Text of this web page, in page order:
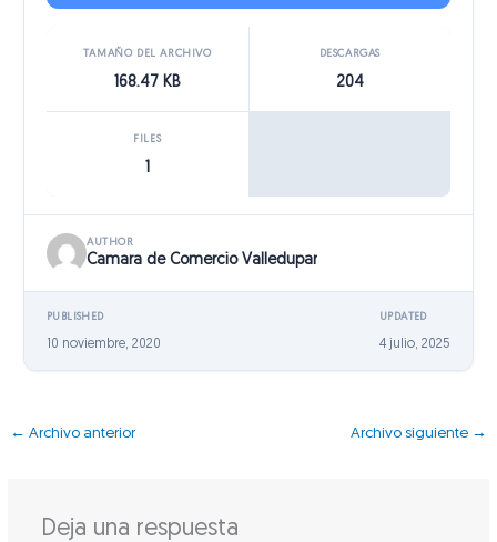
TAMAÑO DEL ARCHIVO
168.47 KB
DESCARGAS
204
FILES
AUTHOR
Camara de Comercio Valledupar
PUBLISHED
10 noviembre, 2020
UPDATED
4 julio, 2025
← Archivo anterior Archivo siguiente →
Deja una respuesta